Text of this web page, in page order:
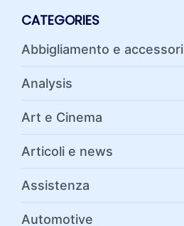
CATEGORIES
Abbigliamento e accessori
Analysis
Art e Cinema
Articoli e news
Assistenza
Automotive